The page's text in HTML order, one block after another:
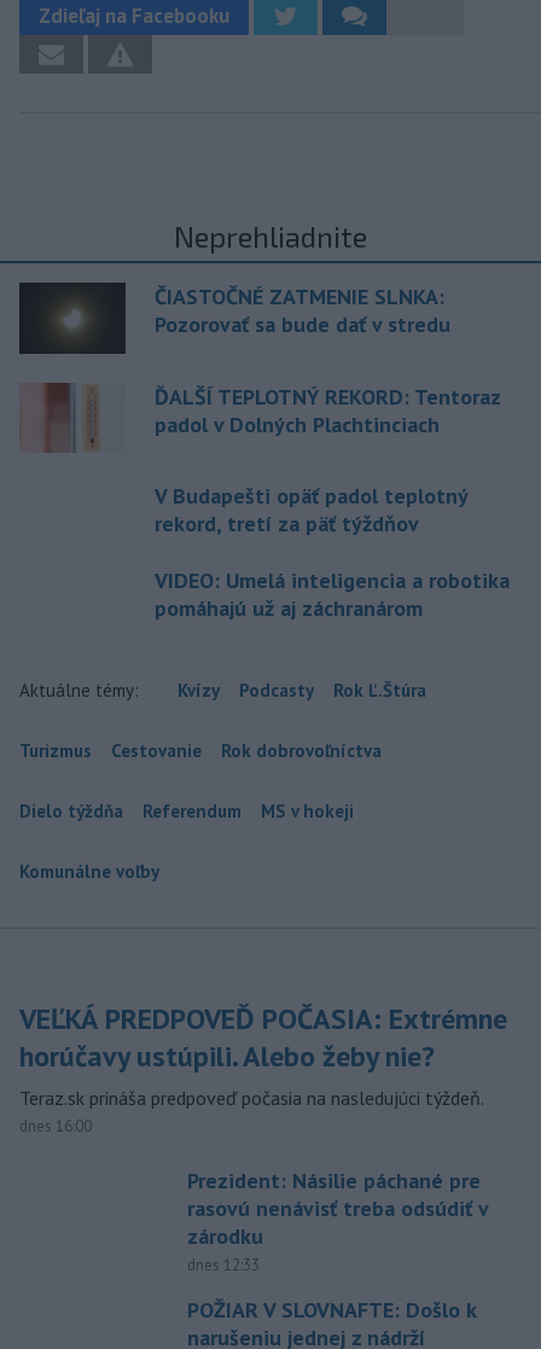
Zdieľaj na Facebooku
Neprehliadnite
ČIASTOČNÉ ZATMENIE SLNKA:
Pozorovať sa bude dať v stredu
ĎALŠÍ TEPLOTNÝ REKORD: Tentoraz
padol v Dolných Plachtinciach
V Budapešti opäť padol teplotný
rekord, tretí za päť týždňov
VIDEO: Umelá inteligencia a robotika
pomáhajú už aj záchranárom
Aktuálne témy: Kvízy Podcasty Rok Ľ.Štúra
Turizmus Cestovanie Rok dobrovoľníctva
Dielo týždňa Referendum MS v hokeji
Komunálne voľby
VEĽKÁ PREDPOVEĎ POČASIA: Extrémne
horúčavy ustúpili. Alebo žeby nie?
Teraz.sk prináša predpoveď počasia na nasledujúci týždeň.
dnes 16:00
Prezident: Násilie páchané pre
rasovú nenávisť treba odsúdiť v
zárodku
dnes 12:33
POŽIAR V SLOVNAFTE: Došlo k
narušeniu jednej z nádrží